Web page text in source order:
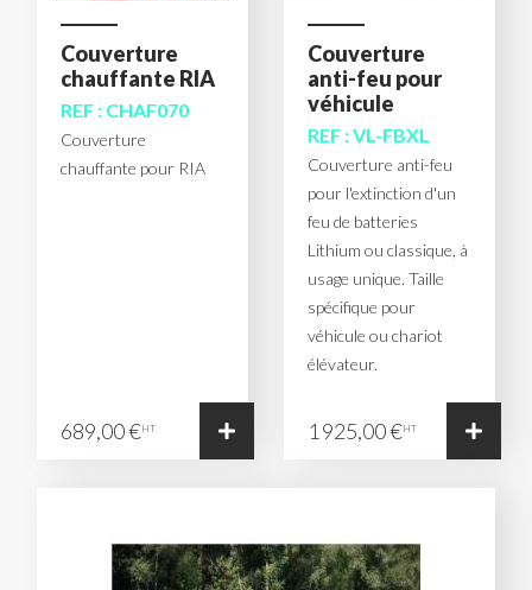
Couverture
chauffante RIA
REF : CHAF070
Couverture
chauffante pour RIA
689,00 €HT
Couverture
anti-feu pour
véhicule
REF : VL-FBXL
Couverture anti-feu
pour l'extinction d'un
feu de batteries
Lithium ou classique, à
usage unique. Taille
spécifique pour
véhicule ou chariot
élévateur.
1 925,00 €HT